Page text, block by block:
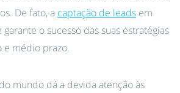
De fato, a captação de leads em
o sucesso das suas estratégias
e médio prazo.
mundo dá a devida atenção às